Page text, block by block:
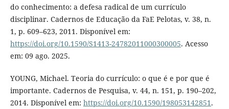
do conhecimento: a defesa radical de um currículo
disciplinar. Cadernos de Educação da FaE Pelotas, v. 38, n.
1, p. 609–623, 2011. Disponível em:
https://doi.org/10.1590/S1413-24782011000300005. Acesso
em: 09 ago. 2025.
YOUNG, Michael. Teoria do currículo: o que é e por que é
importante. Cadernos de Pesquisa, v. 44, n. 151, p. 190–202,
2014. Disponível em: https://doi.org/10.1590/198053142851 .